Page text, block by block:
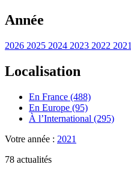
Année
2026 2025 2024 2023 2022 2021
Localisation
En France (488)
En Europe (95)
À l’International (295)
Votre année : 2021
78 actualités